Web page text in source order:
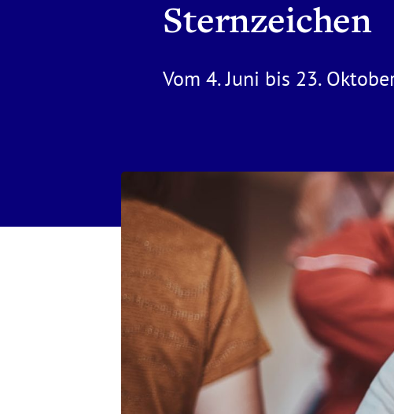
Sternzeichen
Vom 4. Juni bis 23.